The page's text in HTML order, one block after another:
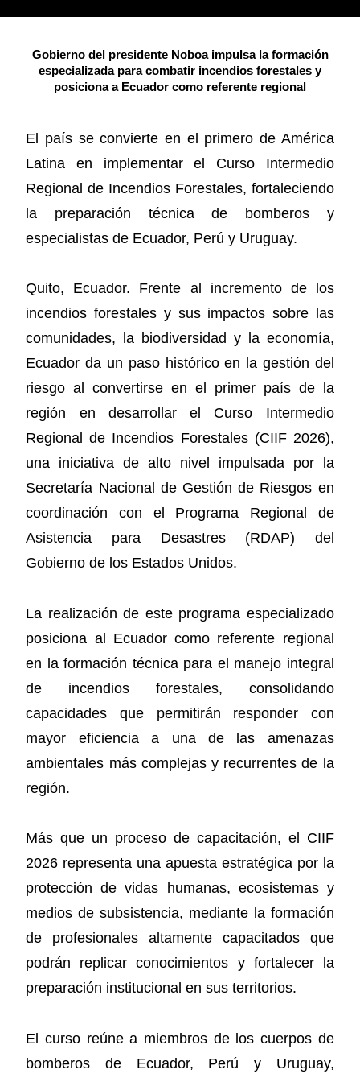
Gobierno del presidente Noboa impulsa la formación
especializada para combatir incendios forestales y
posiciona a Ecuador como referente regional
El país se convierte en el primero de América
Latina en implementar el Curso Intermedio
Regional de Incendios Forestales, fortaleciendo
la preparación técnica de bomberos y
especialistas de Ecuador, Perú y Uruguay.
Quito, Ecuador. Frente al incremento de los
incendios forestales y sus impactos sobre las
comunidades, la biodiversidad y la economía,
Ecuador da un paso histórico en la gestión del
riesgo al convertirse en el primer país de la
región en desarrollar el Curso Intermedio
Regional de Incendios Forestales (CIIF 2026),
una iniciativa de alto nivel impulsada por la
Secretaría Nacional de Gestión de Riesgos en
coordinación con el Programa Regional de
Asistencia para Desastres (RDAP) del
Gobierno de los Estados Unidos.
La realización de este programa especializado
posiciona al Ecuador como referente regional
en la formación técnica para el manejo integral
de incendios forestales, consolidando
capacidades que permitirán responder con
mayor eficiencia a una de las amenazas
ambientales más complejas y recurrentes de la
región.
Más que un proceso de capacitación, el CIIF
2026 representa una apuesta estratégica por la
protección de vidas humanas, ecosistemas y
medios de subsistencia, mediante la formación
de profesionales altamente capacitados que
podrán replicar conocimientos y fortalecer la
preparación institucional en sus territorios.
El curso reúne a miembros de los cuerpos de
bomberos de Ecuador, Perú y Uruguay,